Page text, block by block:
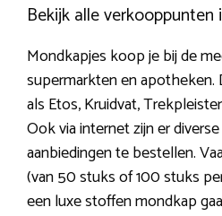
Bekijk alle
Mondkapjes koop je bij de
supermarkten en apotheken.
als Etos, Kruidvat,
Ook via internet zijn er
aanbiedingen te bestellen.
(van 50 stuks of 100 stuks
een luxe stoffen mondkap